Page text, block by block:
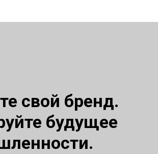
предложение
свой бренд.
будущее